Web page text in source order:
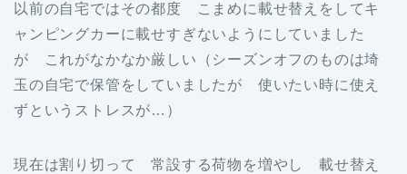
以前の自宅ではその都度 こまめに載せ替えをしてキ
ャンピングカーに載せすぎないようにしていました
が これがなかなか厳しい（シーズンオフのものは埼
玉の自宅で保管をしていましたが 使いたい時に使え
ずというストレスが…）
現在は割り切って 常設する荷物を増やし 載せ替え